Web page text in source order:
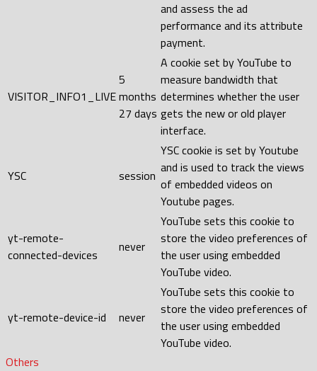
and assess the ad
performance and its attribute
payment.
VISITOR_INFO1_LIVE
5
months
27 days
A cookie set by YouTube to
measure bandwidth that
determines whether the user
gets the new or old player
interface.
YSC session
YSC cookie is set by Youtube
and is used to track the views
of embedded videos on
Youtube pages.
yt-remote-
connected-devices
never
YouTube sets this cookie to
store the video preferences of
the user using embedded
YouTube video.
yt-remote-device-id never
YouTube sets this cookie to
store the video preferences of
the user using embedded
YouTube video.
Others